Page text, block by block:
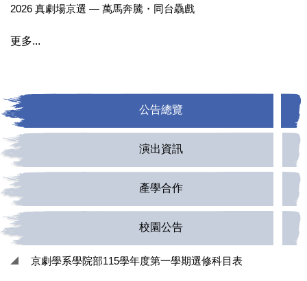
2026 真劇場京選 — 萬馬奔騰・同台驫戲
更多...
公告總覽
演出資訊
產學合作
校園公告
京劇學系學院部115學年度第一學期選修科目表